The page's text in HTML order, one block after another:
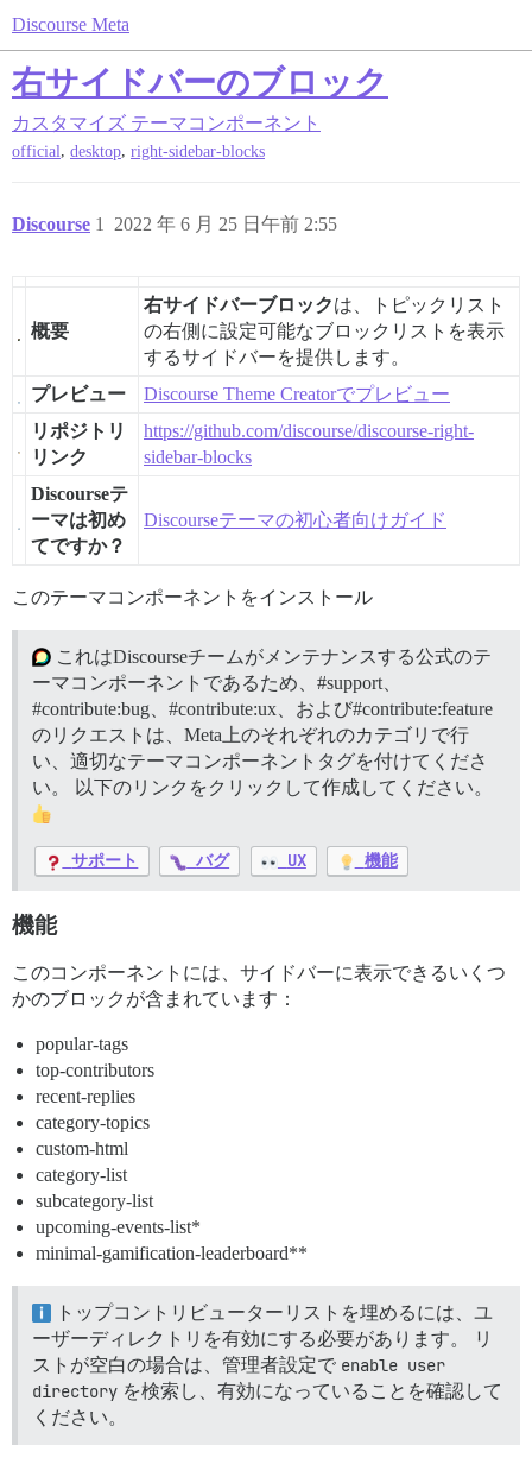
Discourse Meta
右サイドバーのブロック
カスタマイズ テーマコンポーネント
official, desktop, right-sidebar-blocks
Discourse 2022 年 6 月 25 日午前 2:55
1
概要
右サイドバーブロックは、トピックリスト
の右側に設定可能なブロックリストを表示
するサイドバーを提供します。
プレビュー
Discourse Theme Creatorでプレビュー
リポジトリ
リンク
https://github.com/discourse/discourse-right-
sidebar-blocks
Discourseテ
ーマは初め
てですか？
Discourseテーマの初心者向けガイド
このテーマコンポーネントをインストール
これはDiscourseチームがメンテナンスする公式のテ
ーマコンポーネントであるため、 #support、
#contribute:bug、 #contribute:ux、および#contribute:feature
のリクエストは、Meta上のそれぞれのカテゴリで行
い、適切なテーマコンポーネントタグを付けてくださ
い。 以下のリンクをクリックして作成してください。
サポート バグ UX 機能
機能
このコンポーネントには、サイドバーに表示できるいくつ
かのブロックが含まれています：
popular-tags
top-contributors
recent-replies
category-topics
custom-html
category-list
subcategory-list
upcoming-events-list*
minimal-gamification-leaderboard**
トップコントリビューターリストを埋めるには、ユ
ーザーディレクトリを有効にする必要があります。 リ
ストが空白の場合は、管理者設定で enable user
directory を検索し、有効になっていることを確認して
ください。